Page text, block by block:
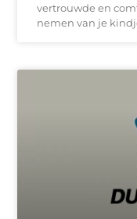
vertrouwde en
nemen van je